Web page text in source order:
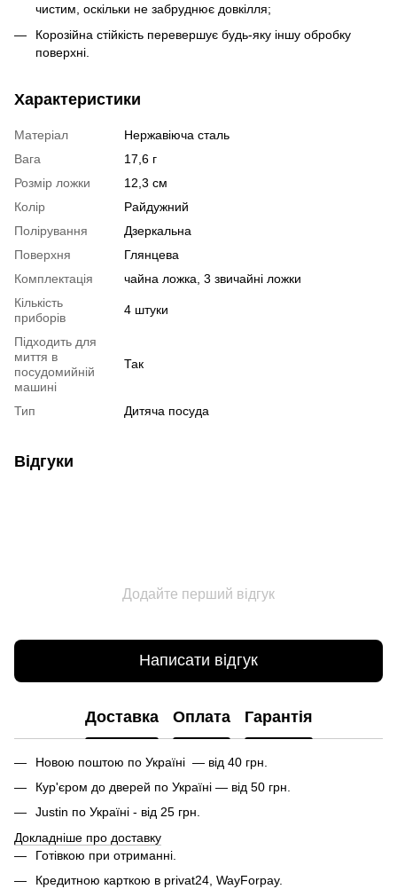
чистим, оскільки не забруднює довкілля;
Корозійна стійкість перевершує будь-яку іншу обробку
поверхні.
Характеристики
Матеріал
Нержавіюча сталь
Вага
17,6 г
Розмір ложки
12,3 см
Колір
Райдужний
Полірування
Дзеркальна
Поверхня
Глянцева
Комплектація
чайна ложка, 3 звичайні ложки
Кількість
приборів
4 штуки
Підходить для
миття в
посудомийній
машині
Так
Тип Дитяча посуда
Відгуки
Додайте перший відгук
Написати відгук
Доставка Оплата Гарантія
Новою поштою по Україні — від 40 грн.
Кур'єром до дверей по Україні — від 50 грн.
Justin по Україні - від 25 грн.
Докладніше про доставку
Готівкою при отриманні.
Кредитною карткою в privat24, WayForpay.